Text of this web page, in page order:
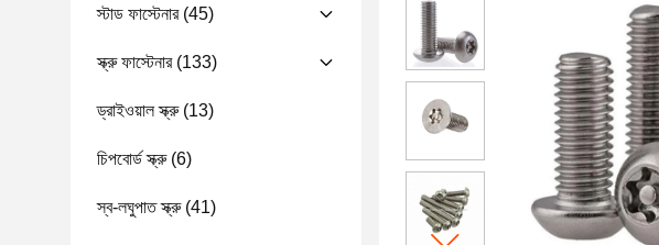
স্টাড ফাস্টেনার(45)
স্ক্রু ফাস্টেনার(133)
ড্রাইওয়াল স্ক্রু(13)
চিপবোর্ড স্ক্রু(6)
স্ব-লঘুপাত স্ক্রু(41)